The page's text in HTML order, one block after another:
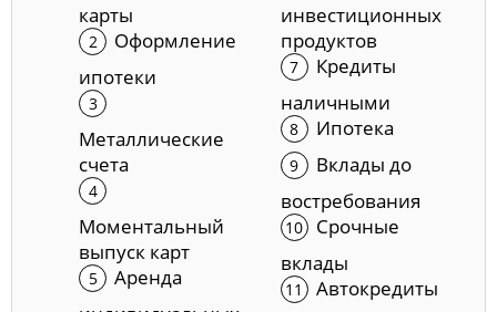
карты
Оформление
ипотеки
Металлические
счета
Моментальный
выпуск карт
Аренда
инвестиционных
продуктов
Кредиты
наличными
Ипотека
Вклады до
востребования
Срочные
вклады
Автокредиты